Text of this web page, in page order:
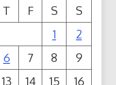
T F S
S
1
2
6 7 8
9
13 14 15
16